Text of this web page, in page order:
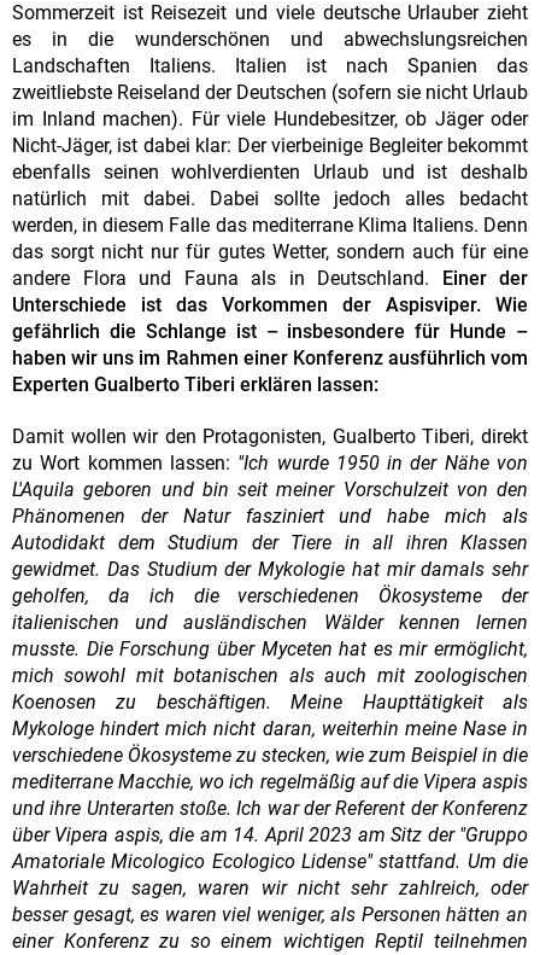
Sommerzeit ist Reisezeit und viele deutsche Urlauber zieht
es in die wunderschönen und abwechslungsreichen
Landschaften Italiens. Italien ist nach Spanien das
zweitliebste Reiseland der Deutschen (sofern sie nicht Urlaub
im Inland machen). Für viele Hundebesitzer, ob Jäger oder
Nicht-Jäger, ist dabei klar: Der vierbeinige Begleiter bekommt
ebenfalls seinen wohlverdienten Urlaub und ist deshalb
natürlich mit dabei. Dabei sollte jedoch alles bedacht
werden, in diesem Falle das mediterrane Klima Italiens. Denn
das sorgt nicht nur für gutes Wetter, sondern auch für eine
andere Flora und Fauna als in Deutschland. Einer der
Unterschiede ist das Vorkommen der Aspisviper. Wie
gefährlich die Schlange ist – insbesondere für Hunde –
haben wir uns im Rahmen einer Konferenz ausführlich vom
Experten Gualberto Tiberi erklären lassen:
Damit wollen wir den Protagonisten, Gualberto Tiberi, direkt
zu Wort kommen lassen: "Ich wurde 1950 in der Nähe von
L'Aquila geboren und bin seit meiner Vorschulzeit von den
Phänomenen der Natur fasziniert und habe mich als
Autodidakt dem Studium der Tiere in all ihren Klassen
gewidmet. Das Studium der Mykologie hat mir damals sehr
geholfen, da ich die verschiedenen Ökosysteme der
italienischen und ausländischen Wälder kennen lernen
musste. Die Forschung über Myceten hat es mir ermöglicht,
mich sowohl mit botanischen als auch mit zoologischen
Koenosen zu beschäftigen. Meine Haupttätigkeit als
Mykologe hindert mich nicht daran, weiterhin meine Nase in
verschiedene Ökosysteme zu stecken, wie zum Beispiel in die
mediterrane Macchie, wo ich regelmäßig auf die Vipera aspis
und ihre Unterarten stoße. Ich war der Referent der Konferenz
über Vipera aspis, die am 14. April 2023 am Sitz der "Gruppo
Amatoriale Micologico Ecologico Lidense" stattfand. Um die
Wahrheit zu sagen, waren wir nicht sehr zahlreich, oder
besser gesagt, es waren viel weniger, als Personen hätten an
einer Konferenz zu so einem wichtigen Reptil teilnehmen